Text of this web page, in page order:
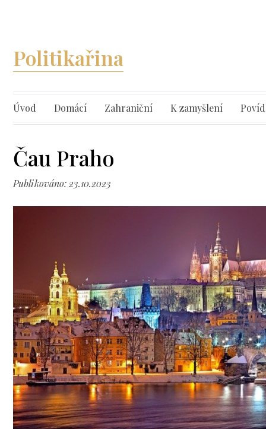
Politikařina
Úvod Domácí Zahraniční K zamyšlení
Čau Praho
Publikováno: 23.10.2023